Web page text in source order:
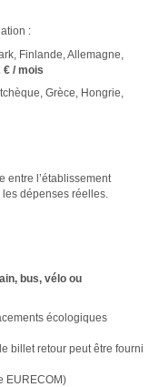
:
Finlande, Allemagne,
€ / mois
Grèce, Hongrie,
entre l’établissement
les dépenses réelles.
bus, vélo ou
écologiques
billet retour peut être fourni
EURECOM)